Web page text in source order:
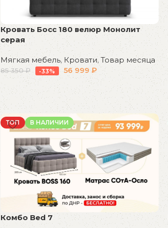
Кровать Босс 180 велюр Монолит
серая
Мягкая мебель, Кровати, Товар месяца
85 350₽ -33% 56 999₽
В корзину
ТОП В НАЛИЧИИ
Комбо Bed 7